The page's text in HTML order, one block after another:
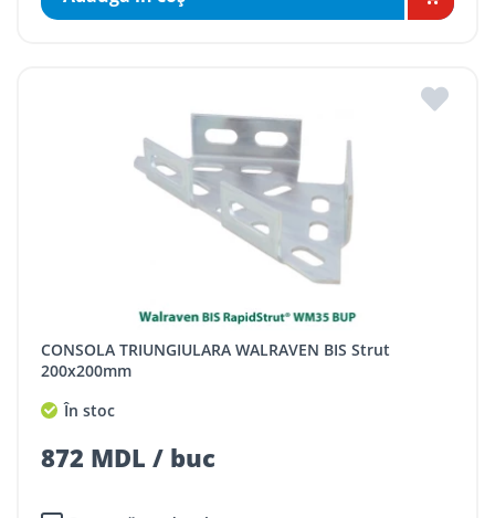
CONSOLA TRIUNGIULARA WALRAVEN BIS Strut
200x200mm
În stoc
872 MDL / buc